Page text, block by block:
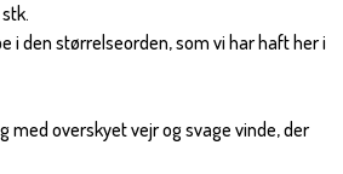
i den størrelseorden, som vi har haft her i
overskyet vejr og svage vinde, der